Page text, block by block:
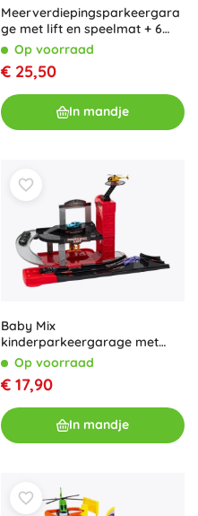
Meerverdiepingsparkeergara
ge met lift en speelmat + 6
autootjes
Op voorraad
€ 25,50
In mandje
Baby Mix
kinderparkeergarage met
helikopter
Op voorraad
€ 17,90
In mandje